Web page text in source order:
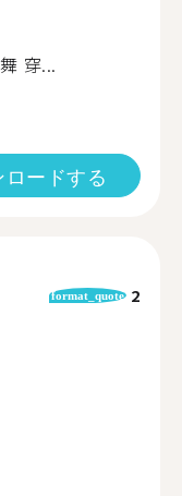
穿...
ードする
format_quote 2